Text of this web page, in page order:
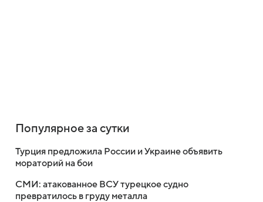
Популярное за сутки
Турция предложила России и Украине объявить
мораторий на бои
СМИ: атакованное ВСУ турецкое судно
превратилось в груду металла